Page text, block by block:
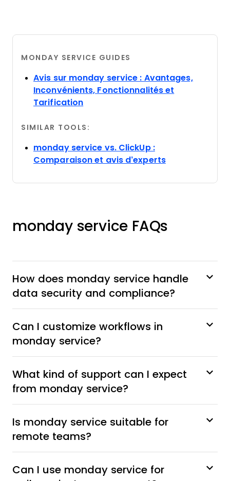
MONDAY SERVICE GUIDES
Avis sur monday service : Avantages,
Inconvénients, Fonctionnalités et
TarificationOpens new window
SIMILAR TOOLS:
monday service vs. ClickUp :
Comparaison et avis d’expertsOpens new
monday service FAQs
How does monday service handle
data security and compliance?
Can I customize workflows in
monday service?
What kind of support can I expect
from monday service?
Is monday service suitable for
remote teams?
Can I use monday service for